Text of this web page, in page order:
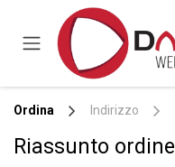
Passa al contenuto
Ordina Indirizzo
Riassunto ordine